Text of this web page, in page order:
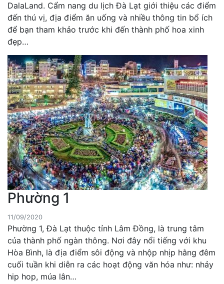
DalaLand. Cẩm nang du lịch Đà Lạt giới thiệu các điểm
đến thú vị, địa điểm ăn uống và nhiều thông tin bổ ích
để bạn tham khảo trước khi đến thành phố hoa xinh
đẹp…
Phường 1
11/09/2020
Phường 1, Đà Lạt thuộc tỉnh Lâm Đồng, là trung tâm
của thành phố ngàn thông. Nơi đây nổi tiếng với khu
Hòa Bình, là địa điểm sôi động và nhộp nhịp hằng đêm
cuối tuần khi diễn ra các hoạt động văn hóa như: nhảy
hip hop, múa lân…